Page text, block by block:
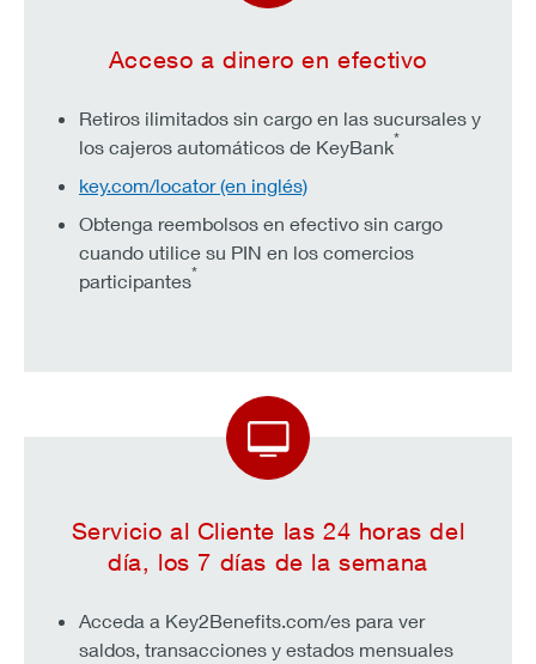
Acceso a dinero en efectivo
Retiros ilimitados sin cargo en las sucursales y
los cajeros automáticos de KeyBank*
key.com/locator (en inglés)
Obtenga reembolsos en efectivo sin cargo
cuando utilice su PIN en los comercios
participantes*
Servicio al Cliente las 24 horas del
día, los 7 días de la semana
Acceda a Key2Benefits.com/es para ver
saldos, transacciones y estados mensuales